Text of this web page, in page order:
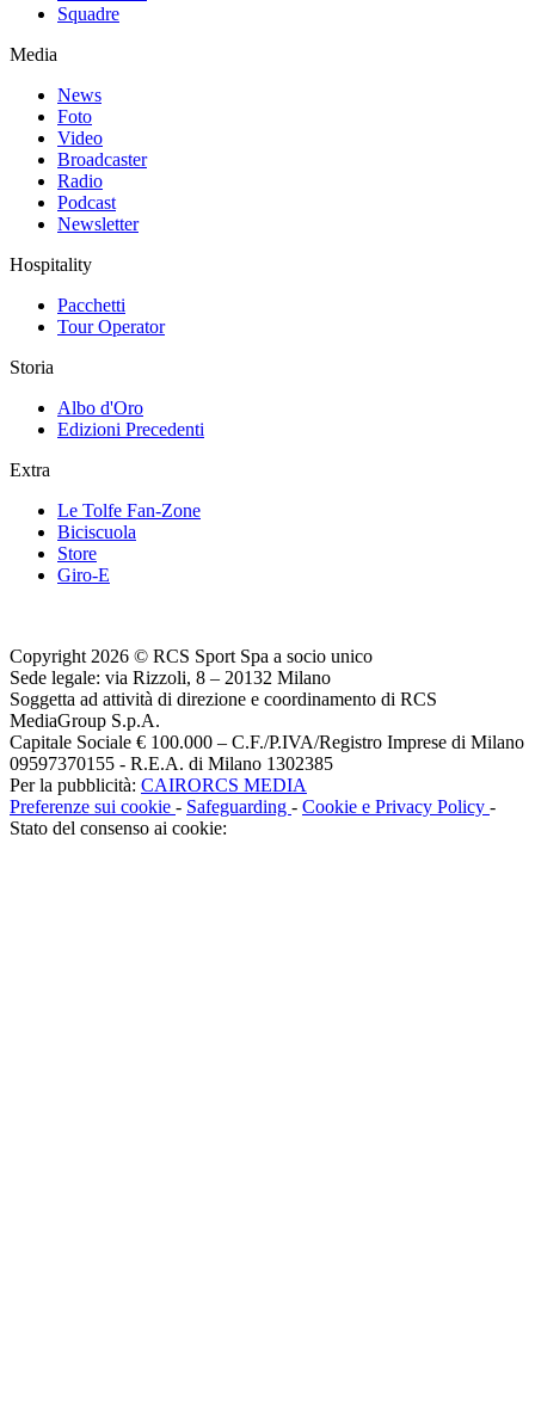
Squadre
Media
News
Foto
Video
Broadcaster
Radio
Podcast
Newsletter
Hospitality
Pacchetti
Tour Operator
Storia
Albo d'Oro
Edizioni Precedenti
Extra
Le Tolfe Fan-Zone
Biciscuola
Store
Giro-E
Copyright 2026 © RCS Sport Spa a socio unico
Sede legale: via Rizzoli, 8 – 20132 Milano
Soggetta ad attività di direzione e coordinamento di RCS
MediaGroup S.p.A.
Capitale Sociale € 100.000 – C.F./P.IVA/Registro Imprese di Milano
09597370155 - R.E.A. di Milano 1302385
Per la pubblicità: CAIRORCS MEDIA
Preferenze sui cookie - Safeguarding - Cookie e Privacy Policy -
Stato del consenso ai cookie: